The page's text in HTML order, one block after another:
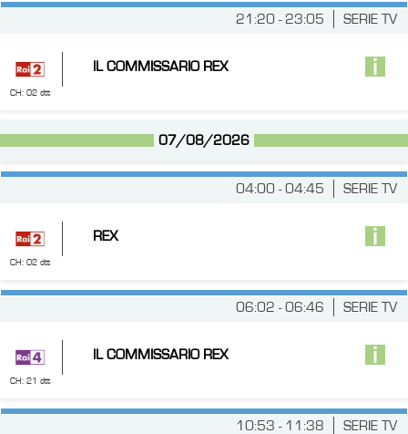
SERIE TV
21:20 - 23:05
CH: 02 dtt
IL COMMISSARIO REX
07/08/2026
SERIE TV
04:00 - 04:45
CH: 02 dtt
REX
SERIE TV
06:02 - 06:46
CH: 21 dtt
IL COMMISSARIO REX
SERIE TV
10:53 - 11:38